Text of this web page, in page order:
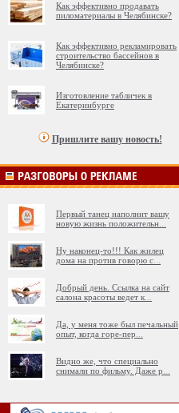
Как эффективно продавать
пиломатериалы в Челябинске?
Как эффективно рекламировать
строительство бассейнов в
Челябинске?
Изготовление табличек в
Екатеринбурге
Пришлите вашу новость!
Первый танец наполнит вашу
новую жизнь положительн
Ну наконец-то!!! Как жилец
дома на против говорю с
Добрый день. Ссылка на сайт
салона красоты ведет к
Да, у меня тоже был печальный
опыт, когда горе-пер
Видно же, что специально
снимали по фильму. Даже р